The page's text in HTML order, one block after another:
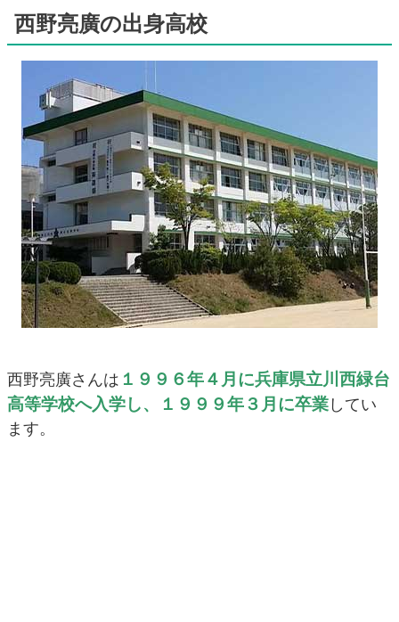
西野亮廣の出身高校
西野亮廣さんは １９９６年４月に兵庫県立川西緑台
高等学校へ入学し、１９９９年３月に卒業 してい
ます。